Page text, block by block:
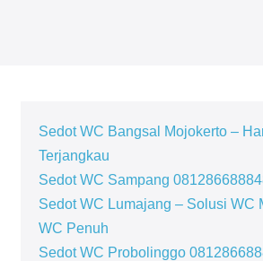
Sedot WC Bangsal Mojokerto –
Terjangkau
Sedot WC Sampang
Sedot WC Lumajang – Solusi WC
WC Penuh
Sedot WC Probolinggo